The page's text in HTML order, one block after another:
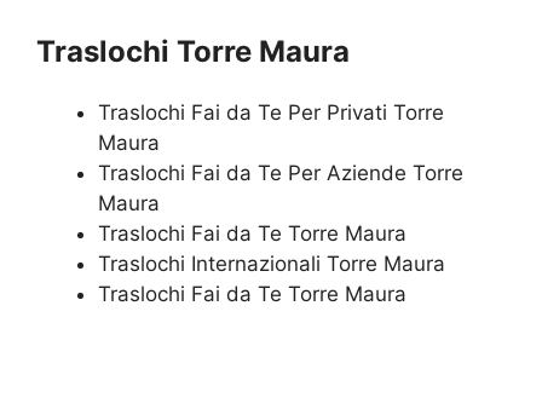
Traslochi Torre Maura
Traslochi Fai da Te Per Privati Torre
Maura
Traslochi Fai da Te Per Aziende Torre
Maura
Traslochi Fai da Te Torre Maura
Traslochi Internazionali Torre Maura
Traslochi Fai da Te Torre Maura